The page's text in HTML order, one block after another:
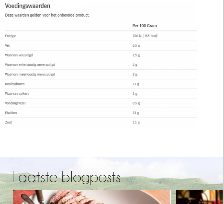
Laatste blogposts